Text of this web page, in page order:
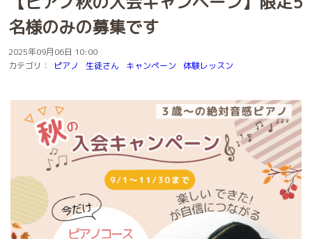
名様のみの募集です
2025年09月06日 10:00
カテゴリ：
ピアノ 生徒さん キャンペーン 体験レッスン